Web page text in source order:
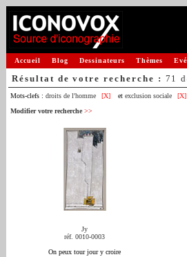
Accueil Blog Dessinateurs Thèmes
Résultat de votre recherche : 71
Mots-clefs : droits de l'homme [X] et exclusion sociale [X]
Modifier votre recherche >>
Jy
réf. 0010-0003
On peux tour jour y croire